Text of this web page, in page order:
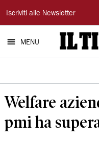
Il
Tirreno
Iscriviti alle Newsletter
MENU
Welfare
pmi ha